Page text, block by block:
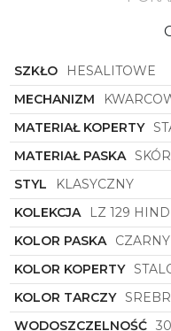
zegarkowi solidności
komponują się ze
Kształt okrągłej
ponadczasowy
eleganckich
codziennych
zegarek, to również
podkreśli twój
Zegarek Damski
nieodłącznym
podkreślając Twój
subtelnością i
wyjątkowa z
7037-1z kolekcji LZ
SZKŁO
HESALITOWE
MECHANIZM
MATERIAŁ KOPERTY
MATERIAŁ PASKA
STYL
KLASYCZNY
KOLEKCJA
LZ 129
KOLOR PASKA CZARNY
KOLOR KOPERTY
KOLOR TARCZY
WODOSZCZELNOŚĆ